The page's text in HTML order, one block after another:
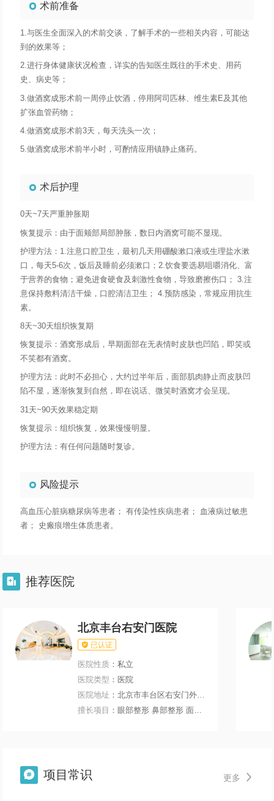
术前准备
1.与医生全面深入的术前交谈，了解手术的一些相关内容，可能达
到的效果等；
2.进行身体健康状况检查，详实的告知医生既往的手术史、用药
史、病史等；
3.做酒窝成形术前一周停止饮酒，停用阿司匹林、维生素E及其他
扩张血管药物；
4.做酒窝成形术前3天，每天洗头一次；
5.做酒窝成形术前半小时，可酌情应用镇静止痛药。
术后护理
0天~7天严重肿胀期
恢复提示：由于面颊部局部肿胀，数日内酒窝可能不显现。
护理方法：1.注意口腔卫生，最初几天用硼酸漱口液或生理盐水漱
口，每天5-6次，饭后及睡前必须漱口；2.饮食要选易咀嚼消化、富
于营养的食物；避免进食硬食及刺激性食物，导致磨擦伤口； 3.注
意保持敷料清洁干燥，口腔清洁卫生； 4.预防感染，常规应用抗生
素。
8天~30天组织恢复期
恢复提示：酒窝形成后，早期面部在无表情时皮肤也凹陷，即笑或
不笑都有酒窝。
护理方法：此时不必担心，大约过半年后，面部肌肉静止而皮肤凹
陷不显，逐渐恢复到自然，即在说话、微笑时酒窝才会呈现。
31天~90天效果稳定期
恢复提示：组织恢复，效果慢慢明显。
护理方法：有任何问题随时复诊。
风险提示
高血压心脏病糖尿病等患者； 有传染性疾病患者； 血液病过敏患
者； 史瘢痕增生体质患者。
 推荐医院
北京丰台右安门医院
 已认证
医院性质 ：私立
医院类型 ：医院
医院地址 ：北京市丰台区右安门外大街199号
擅长项目 ：眼部整形 鼻部整形 面部轮廓 微整注射
 项目常识 更多 